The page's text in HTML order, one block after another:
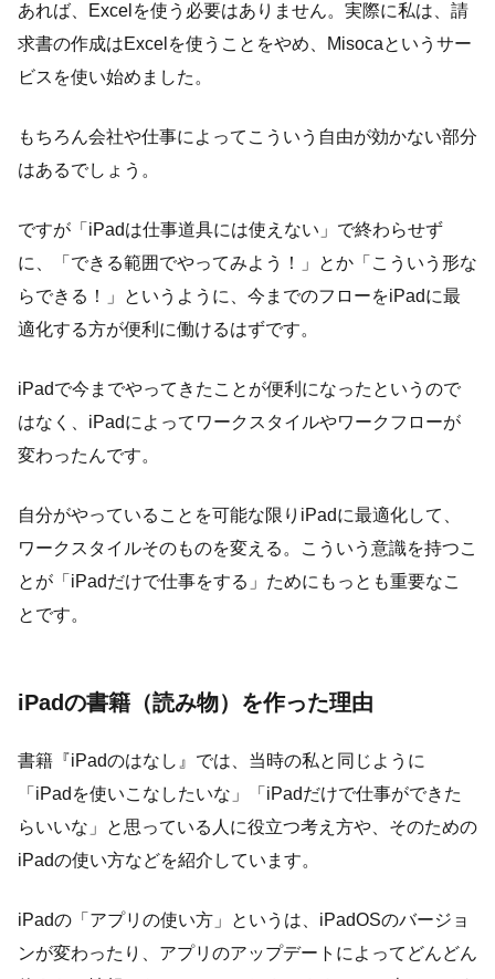
あれば、Excelを使う必要はありません。実際に私は、請
求書の作成はExcelを使うことをやめ、Misocaというサー
ビスを使い始めました。
もちろん会社や仕事によってこういう自由が効かない部分
はあるでしょう。
ですが「iPadは仕事道具には使えない」で終わらせず
に、「できる範囲でやってみよう！」とか「こういう形な
らできる！」というように、今までのフローをiPadに最
適化する方が便利に働けるはずです。
iPadで今までやってきたことが便利になったというので
はなく、iPadによってワークスタイルやワークフローが
変わったんです。
自分がやっていることを可能な限りiPadに最適化して、
ワークスタイルそのものを変える。こういう意識を持つこ
とが「iPadだけで仕事をする」ためにもっとも重要なこ
とです。
iPadの書籍（読み物）を作った理由
書籍『iPadのはなし』では、当時の私と同じように
「iPadを使いこなしたいな」「iPadだけで仕事ができた
らいいな」と思っている人に役立つ考え方や、そのための
iPadの使い方などを紹介しています。
iPadの「アプリの使い方」というは、iPadOSのバージョ
ンが変わったり、アプリのアップデートによってどんどん